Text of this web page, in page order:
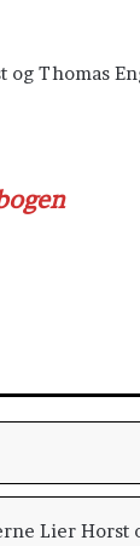
og Thomas
Lier Horst